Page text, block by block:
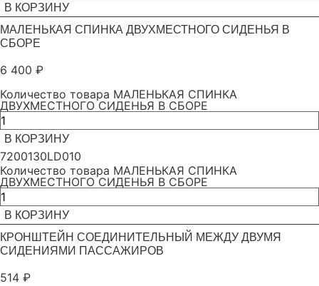
В КОРЗИНУ
МАЛЕНЬКАЯ СПИНКА ДВУХМЕСТНОГО СИДЕНЬЯ В
СБОРЕ
6 400 ₽
Количество товара МАЛЕНЬКАЯ СПИНКА
ДВУХМЕСТНОГО СИДЕНЬЯ В СБОРЕ
В КОРЗИНУ
7200130LD010
Количество товара МАЛЕНЬКАЯ СПИНКА
ДВУХМЕСТНОГО СИДЕНЬЯ В СБОРЕ
В КОРЗИНУ
КРОНШТЕЙН СОЕДИНИТЕЛЬНЫЙ МЕЖДУ ДВУМЯ
СИДЕНИЯМИ ПАССАЖИРОВ
514 ₽